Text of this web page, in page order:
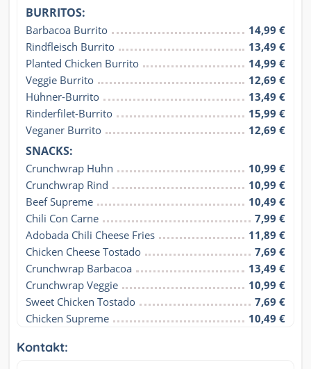
BURRITOS:
Barbacoa Burrito
14,99 €
Rindfleisch Burrito
13,49 €
Planted Chicken Burrito
14,99 €
Veggie Burrito
12,69 €
Hühner-Burrito
13,49 €
Rinderfilet-Burrito
15,99 €
Veganer Burrito
12,69 €
SNACKS:
Crunchwrap Huhn
10,99 €
Crunchwrap Rind
10,99 €
Beef Supreme
10,49 €
Chili Con Carne
7,99 €
Adobada Chili Cheese Fries
11,89 €
Chicken Cheese Tostado
7,69 €
Crunchwrap Barbacoa
13,49 €
Crunchwrap Veggie
10,99 €
Sweet Chicken Tostado
7,69 €
Chicken Supreme
10,49 €
Kontakt: